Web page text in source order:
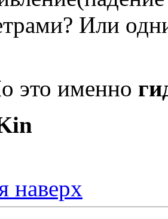
Или
это именно
наверх